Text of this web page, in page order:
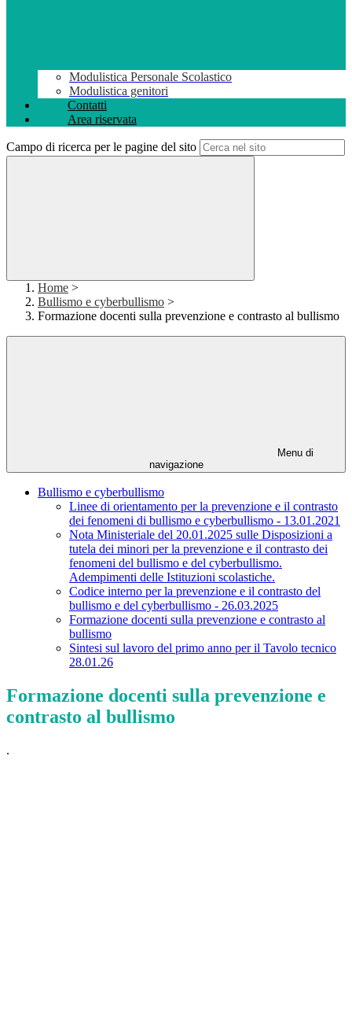
Modulistica Personale Scolastico
Modulistica genitori
Contatti
Area riservata
Campo di ricerca per le pagine del sito
Home >
Bullismo e cyberbullismo >
Formazione docenti sulla prevenzione e contrasto al bullismo
Menu di
navigazione
Bullismo e cyberbullismo
Linee di orientamento per la prevenzione e il contrasto
dei fenomeni di bullismo e cyberbullismo - 13.01.2021
Nota Ministeriale del 20.01.2025 sulle Disposizioni a
tutela dei minori per la prevenzione e il contrasto dei
fenomeni del bullismo e del cyberbullismo.
Adempimenti delle Istituzioni scolastiche.
Codice interno per la prevenzione e il contrasto del
bullismo e del cyberbullismo - 26.03.2025
Formazione docenti sulla prevenzione e contrasto al
bullismo
Sintesi sul lavoro del primo anno per il Tavolo tecnico
28.01.26
Formazione docenti sulla prevenzione e
contrasto al bullismo
.